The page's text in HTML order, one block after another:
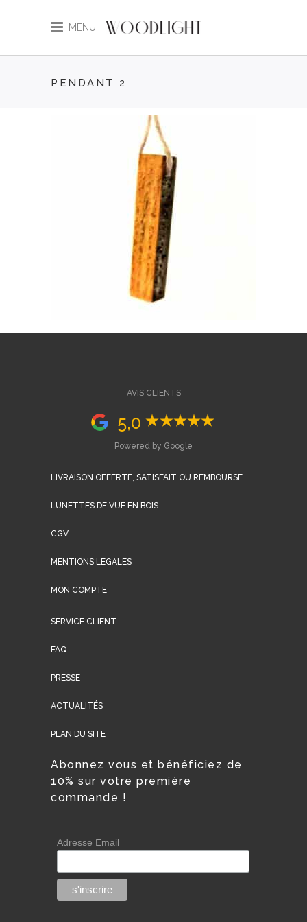
MENU
PENDANT 2
AVIS CLIENTS
5,0
Powered by Google
LIVRAISON OFFERTE, SATISFAIT OU REMBOURSE
LUNETTES DE VUE EN BOIS
CGV
MENTIONS LEGALES
MON COMPTE
SERVICE CLIENT
FAQ
PRESSE
ACTUALITÉS
PLAN DU SITE
Abonnez vous et bénéficiez de
10% sur votre première
commande !
Adresse Email